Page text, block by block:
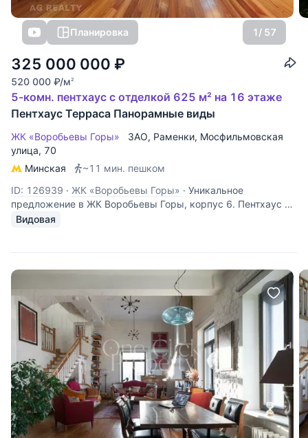
Планировка 1/ 57
325 000 000 ₽
520 000 ₽/м2
5-комн. пентхаус с отделкой 625 м² на 16 этаже
Пентхаус Терраса Панорамные виды
ЖК «Воробьевы Горы» ЗАО, Раменки, Мосфильмовская
улица, 70
Минская
~11 мин. пешком
ID: 126939 · ЖК «Воробьевы Горы» · Уникальное
предложение в ЖК Воробьевы Горы, корпус 6. Пентхаус с
приватной озелененной террасой на 16 этаже. Общая
Видовая